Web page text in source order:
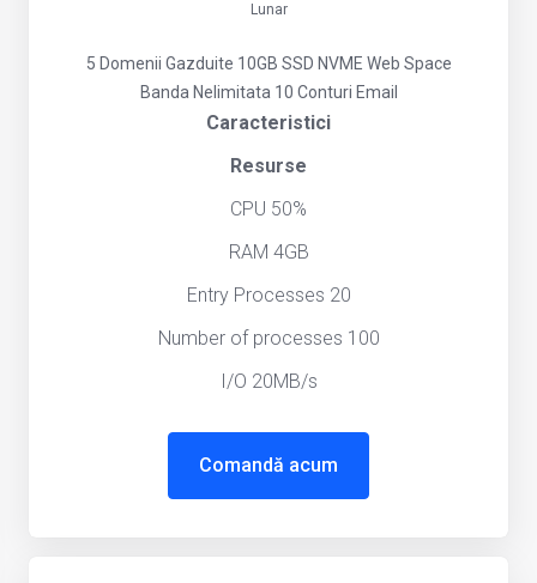
Lunar
Caracteristici
Resurse
CPU 50%
RAM 4GB
Entry Processes 20
Number of processes 100
I/O 20MB/s
5 Domenii Gazduite 10GB SSD NVME Web Space
Banda Nelimitata 10 Conturi Email
Comandă acum